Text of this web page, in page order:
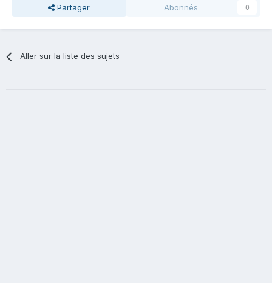
Partager Abonnés 0
Aller sur la liste des sujets